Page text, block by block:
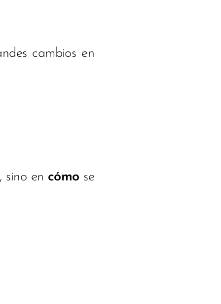
cambios en
sino en cómo se